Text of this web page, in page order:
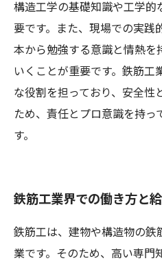
構造工学の基礎知識や工学
要です。また、現場での実践
本から勉強する意識と情熱
いくことが重要です。鉄筋
な役割を担っており、安全
ため、責任とプロ意識を持
す。
鉄筋工業界での働き方と
鉄筋工は、建物や構造物の
業です。そのため、高い専門